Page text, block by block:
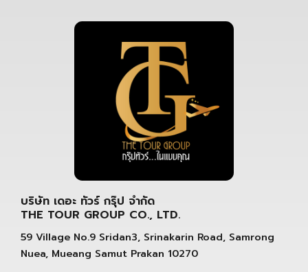
บริษัท เดอะ ทัวร์ กรุ๊ป จำกัด
THE TOUR GROUP CO., LTD.
59 Village No.9 Sridan3, Srinakarin Road, Samrong
Nuea, Mueang Samut Prakan 10270